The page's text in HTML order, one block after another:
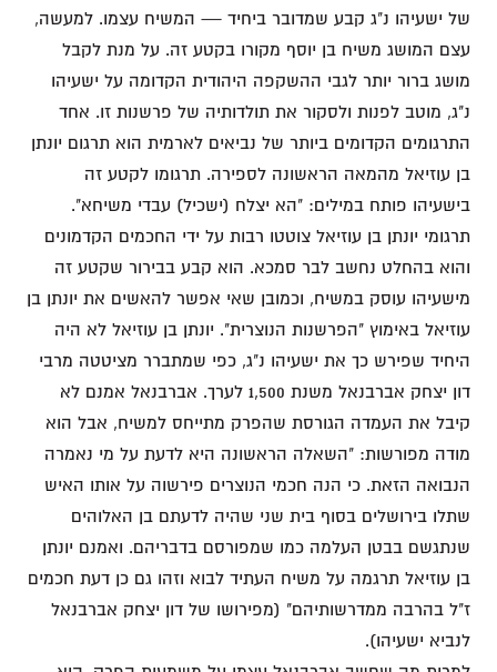
של ישעיהו נ"ג קבע שמדובר ביחיד — המשיח עצמו. למעשה,
עצם המושג משיח בן יוסף מקורו בקטע זה. על מנת לקבל
מושג ברור יותר לגבי ההשקפה היהודית הקדומה על ישעיהו
נ"ג, מוטב לפנות ולסקור את תולדותיה של פרשנות זו. אחד
התרגומים הקדומים ביותר של נביאים לארמית הוא תרגום יונתן
בן עוזיאל מהמאה הראשונה לספירה. תרגומו לקטע זה
בישעיהו פותח במילים: "הא יצלח (ישכיל) עבדי משיחא".
תרגומי יונתן בן עוזיאל צוטטו רבות על ידי החכמים הקדמונים
והוא בהחלט נחשב לבר סמכא. הוא קבע בבירור שקטע זה
מישעיהו עוסק במשיח, וכמובן שאי אפשר להאשים את יונתן בן
עוזיאל באימוץ "הפרשנות הנוצרית". יונתן בן עוזיאל לא היה
היחיד שפירש כך את ישעיהו נ"ג, כפי שמתברר מציטטה מרבי
דון יצחק אברבנאל משנת 1,500 לערך. אברבנאל אמנם לא
קיבל את העמדה הגורסת שהפרק מתייחס למשיח, אבל הוא
מודה מפורשות: "השאלה הראשונה היא לדעת על מי נאמרה
הנבואה הזאת. כי הנה חכמי הנוצרים פירשוה על אותו האיש
שתלו בירושלים בסוף בית שני שהיה לדעתם בן האלוהים
שנתגשם בבטן העלמה כמו שמפורסם בדבריהם. ואמנם יונתן
בן עוזיאל תרגמה על משיח העתיד לבוא וזהו גם כן דעת חכמים
ז"ל בהרבה ממדרשותיהם" (מפירושו של דון יצחק אברבנאל
לנביא ישעיהו).